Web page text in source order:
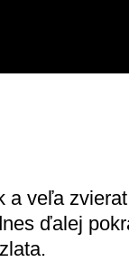
a veľa
ďalej